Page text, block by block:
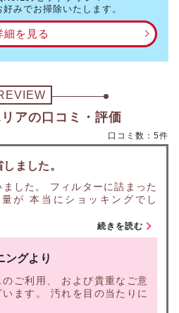
みでお掃除いたします。
細を見る
アの口コミ・評価
口コミ数：5件
ました。
した。 フィルターに詰まった
が 本当にショッキングでし
続きを読む
ングより
ご利用、 および貴重なご意
ます。 汚れを目の当たりに